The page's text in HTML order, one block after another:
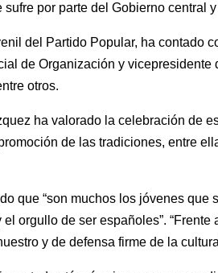
por parte del Gobierno central
del Partido Popular, ha contado
de Organización y
otros.
ha valorado la celebración de
de las tradiciones, entre
que “son muchos los jóvenes
orgullo de ser españoles”.
y de defensa firme de la